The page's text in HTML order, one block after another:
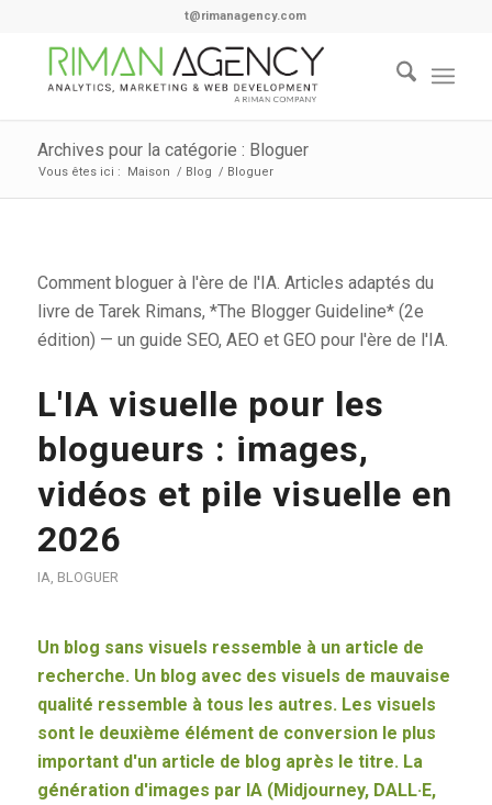
t@rimanagency.com
Archives pour la catégorie : Bloguer
Vous êtes ici : Maison / Blog / Bloguer
Comment bloguer à l'ère de l'IA. Articles adaptés du
livre de Tarek Rimans, *The Blogger Guideline* (2e
édition) — un guide SEO, AEO et GEO pour l'ère de l'IA.
L'IA visuelle pour les
blogueurs : images,
vidéos et pile visuelle en
2026
IA BLOGUER
Un blog sans visuels ressemble à un article de
recherche. Un blog avec des visuels de mauvaise
qualité ressemble à tous les autres. Les visuels
sont le deuxième élément de conversion le plus
important d'un article de blog après le titre. La
génération d'images par IA (Midjourney, DALL·E,